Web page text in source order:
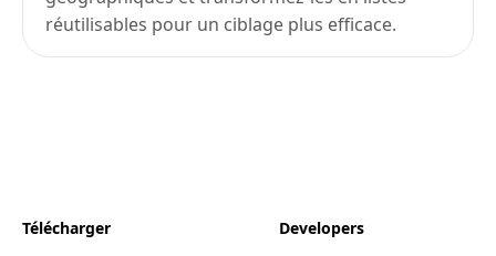
réutilisables pour un ciblage plus efficace.
Télécharger Developers